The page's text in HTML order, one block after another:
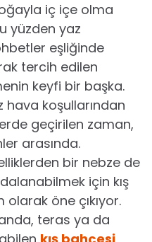
iç içe olma
yüzden yaz
eşliğinde
tercih edilen
keyfi bir başka.
hava koşullarından
geçirilen zaman,
arasında.
bir nebze de
için kış
öne çıkıyor.
teras ya da